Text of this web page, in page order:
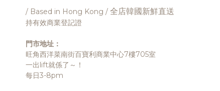
/ Based in Hong Kong / 全店韓國新鮮直送
持有效商業登記證
門市地址：
旺角西洋菜南街百寶利商業中心7樓705室
一出lift就係了～！
每日3-8pm